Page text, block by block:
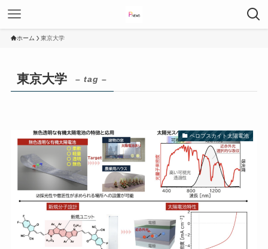
ホーム 東京大学
東京大学 – tag –
ペロブスカイト太陽電池